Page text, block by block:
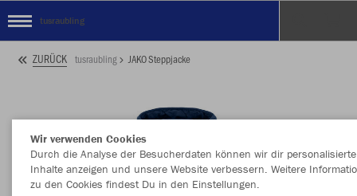
tusraubling
ZURÜCK tusraubling JAKO Steppjacke
Wir verwenden Cookies
Durch die Analyse der Besucherdaten können wir dir personalisierte
Inhalte anzeigen und unsere Website verbessern. Weitere
zu den Cookies findest Du in den Einstellungen.